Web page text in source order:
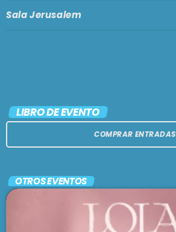
FOLKLORÍSIMO
7:00 am - 8:00 am
Sala Jerusalem
LIBRO DE EVENTO
COMPRAR ENTRADAS
OTROS EVENTOS